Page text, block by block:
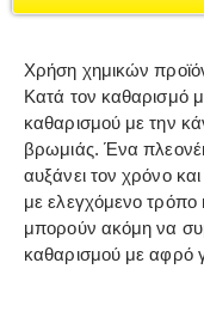
Χρήση χημικών
Κατά τον καθαρισμό
καθαρισμού με την
βρωμιάς. Ένα
αυξάνει τον χρόνο
με ελεγχόμενο
μπορούν ακόμη να
καθαρισμού με αφρό